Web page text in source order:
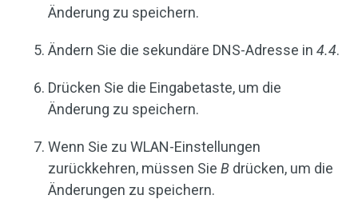
Änderung zu speichern.
Ändern Sie die sekundäre DNS-Adresse in 4.4.
Drücken Sie die Eingabetaste, um die
Änderung zu speichern.
Wenn Sie zu WLAN-Einstellungen
zurückkehren, müssen Sie B drücken, um die
Änderungen zu speichern.